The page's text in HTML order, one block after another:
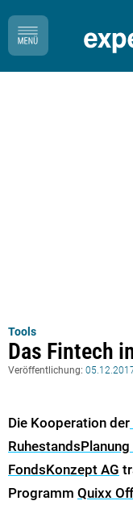
Tools
Das Fintech
Veröffentlichung:
Die Kooperation der
FondsKonzept AG
Programm Quixx